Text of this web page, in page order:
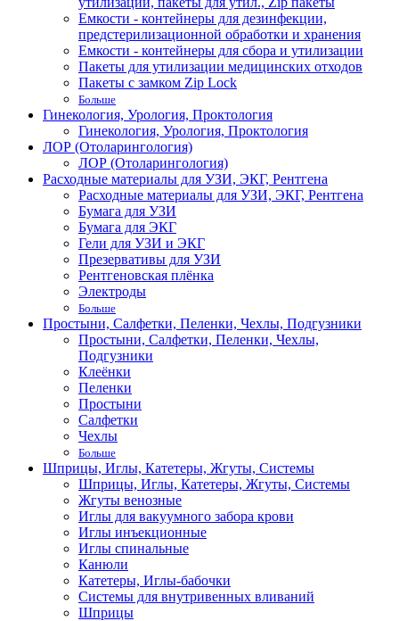
Емкости - контейнеры для дезинфекции,
предстерилизационной обработки и хранения
Емкости - контейнеры для сбора и утилизации
Пакеты для утилизации медицинских отходов
Пакеты с замком Zip Lock
Больше
Гинекология, Урология, Проктология
Гинекология, Урология, Проктология
ЛОР (Отоларингология)
ЛОР (Отоларингология)
Расходные материалы для УЗИ, ЭКГ, Рентгена
Расходные материалы для УЗИ, ЭКГ, Рентгена
Бумага для УЗИ
Бумага для ЭКГ
Гели для УЗИ и ЭКГ
Презервативы для УЗИ
Рентгеновская плёнка
Электроды
Больше
Простыни, Салфетки, Пеленки, Чехлы, Подгузники
Простыни, Салфетки, Пеленки, Чехлы,
Подгузники
Клеёнки
Пеленки
Простыни
Салфетки
Чехлы
Больше
Шприцы, Иглы, Катетеры, Жгуты, Системы
Шприцы, Иглы, Катетеры, Жгуты, Системы
Жгуты венозные
Иглы для вакуумного забора крови
Иглы инъекционные
Иглы спинальные
Канюли
Катетеры, Иглы-бабочки
Системы для внутривенных вливаний
Шприцы